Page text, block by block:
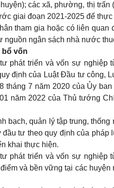
các xã, phường, thị
giai đoạn 2021-2025 để
tham gia hoặc có liên quan
nguồn ngân sách nhà nước
bổ vốn
phát triển và vốn sự nghiệp
định của Luật Đầu tư công,
tháng 7 năm 2020 của Ủy
năm 2022 của Thủ tướng
bạch, quản lý tập trung,
tư theo quy định của pháp
khai thực hiện.
phát triển và vốn sự nghiệp
và bền vững tại các huyện